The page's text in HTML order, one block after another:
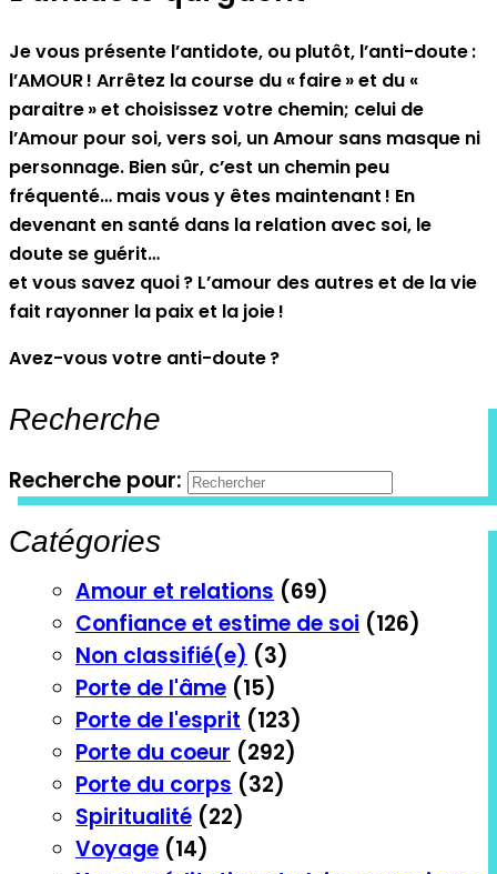
Je vous présente l’antidote, ou plutôt, l’anti-doute :
l’AMOUR ! Arrêtez la course du « faire » et du «
paraitre » et choisissez votre chemin; celui de
l’Amour pour soi, vers soi, un Amour sans masque ni
personnage. Bien sûr, c’est un chemin peu
fréquenté… mais vous y êtes maintenant ! En
devenant en santé dans la relation avec soi, le
doute se guérit…
et vous savez quoi ? L’amour des autres et de la vie
fait rayonner la paix et la joie !
Avez-vous votre anti-doute ?
Recherche
Recherche pour:
Catégories
Amour et relations (69)
Confiance et estime de soi (126)
Non classifié(e) (3)
Porte de l'âme (15)
Porte de l'esprit (123)
Porte du coeur (292)
Porte du corps (32)
Spiritualité (22)
Voyage (14)